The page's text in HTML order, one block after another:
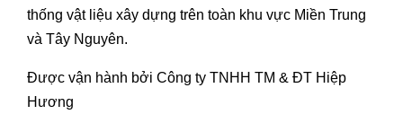
thống vật liệu xây dựng trên toàn khu vực Miền Trung
và Tây Nguyên.
Được vận hành bởi Công ty TNHH TM & ĐT Hiệp
Hương